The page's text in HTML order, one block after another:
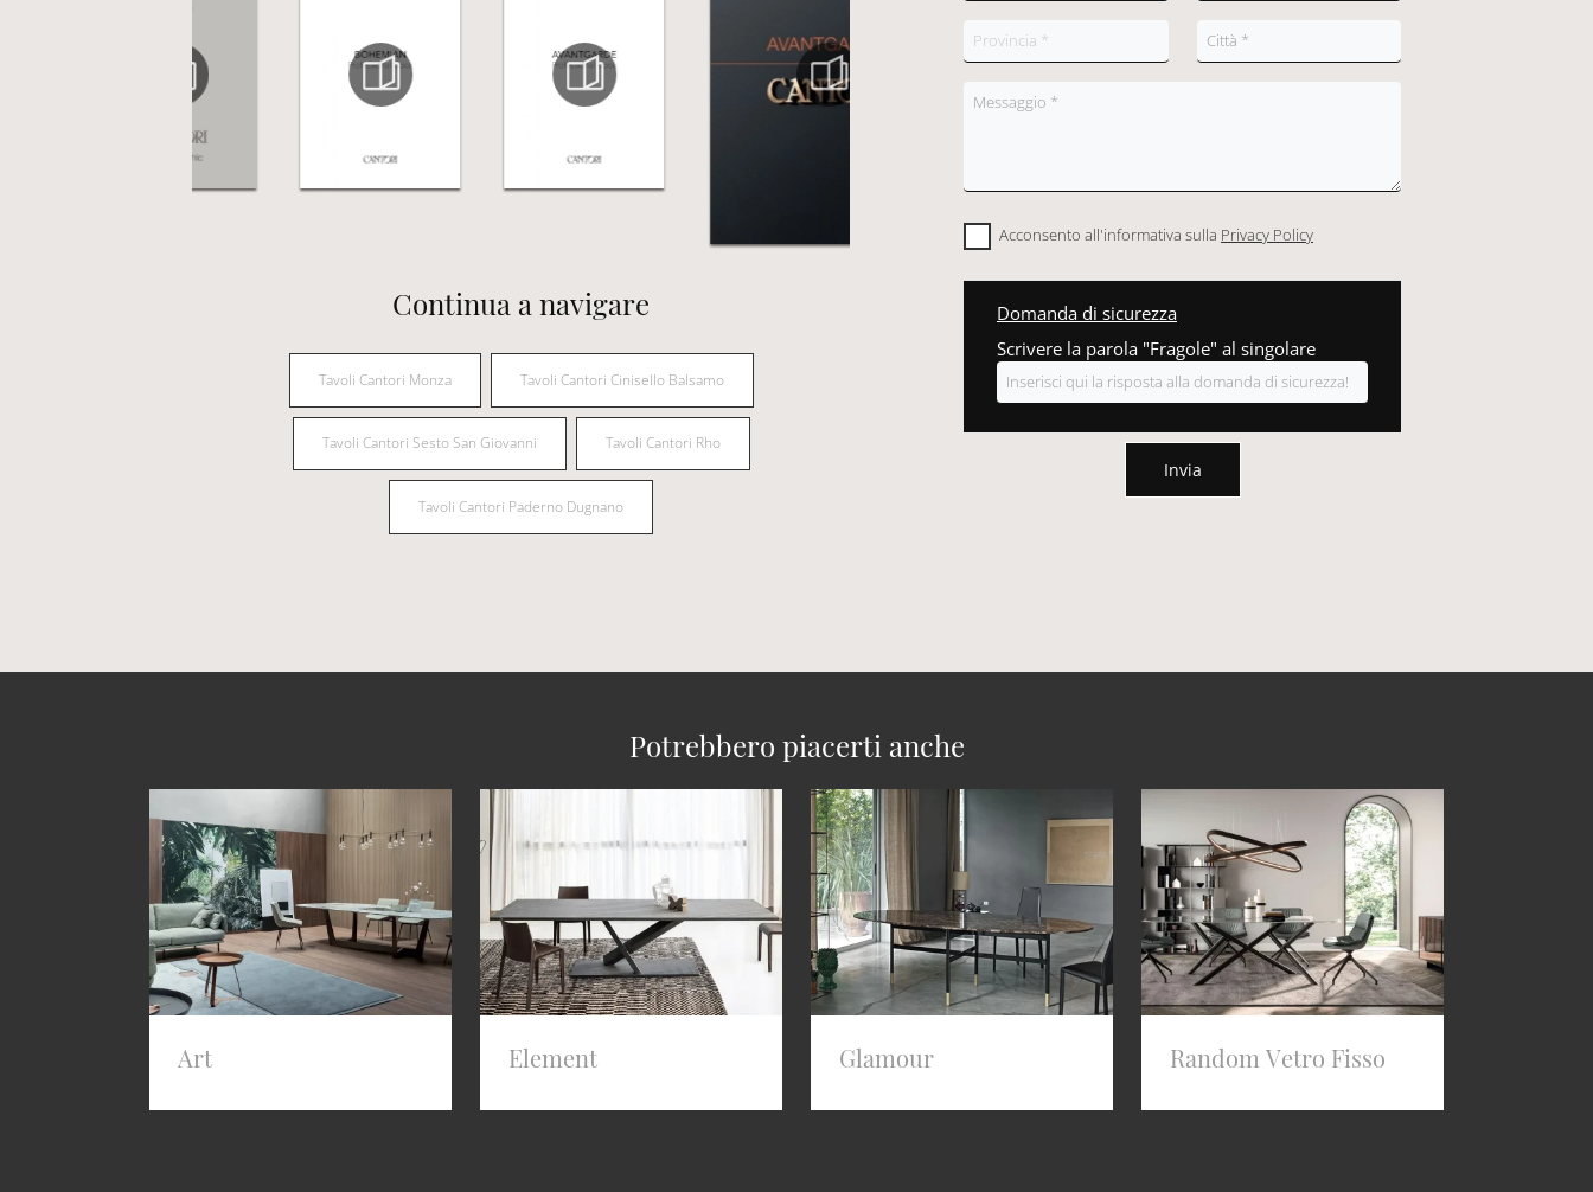
Continua a navigare
Tavoli Cantori Monza Tavoli Cantori Cinisello Balsamo
Tavoli Cantori Sesto San Giovanni Tavoli Cantori Rho
Tavoli Cantori Paderno Dugnano
Acconsento all'informativa sulla Privacy Policy
Domanda di sicurezza
Scrivere la parola "Fragole" al singolare
Invia
Potrebbero piacerti anche
Art Element Glamour Random Vetro Fisso